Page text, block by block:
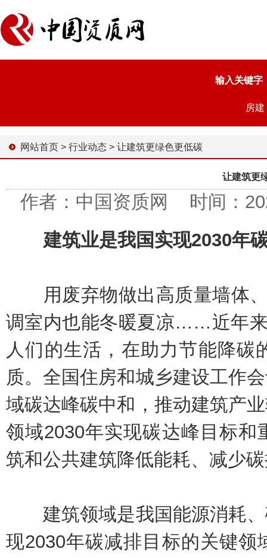
输入关键字
房建
网站首页 > 行业动态 > 让建筑更绿色更低碳
让建筑更
作者：中国资质网 时间：
建筑业是我国实现2030年碳
用废弃物做出高质量墙体、
调室内也能冬暖夏凉……近年来
人们的生活，在助力节能降碳
质。全国住房和城乡建设工作
域碳达峰碳中和，推动建筑产
领域2030年实现碳达峰目标
筑和公共建筑降低能耗、减少
建筑领域是我国能源消耗、
现2030年碳减排目标的关键